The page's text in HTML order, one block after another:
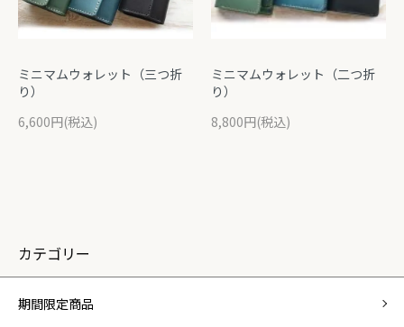
ミニマムウォレット（三つ折
り）
6,600円(税込)
ミニマムウォレット（二つ折
り）
8,800円(税込)
カテゴリー
期間限定商品